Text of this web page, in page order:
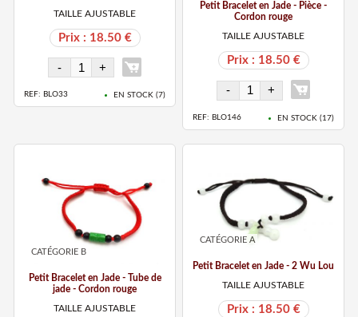
TAILLE AJUSTABLE
Prix : 18.50 €
REF: BLO33 EN STOCK (7)
Petit Bracelet en Jade - Pièce -
Cordon rouge
TAILLE AJUSTABLE
Prix : 18.50 €
REF: BLO146 EN STOCK ( 17)
CATÉGORIE B
Petit Bracelet en Jade - Tube de
jade - Cordon rouge
TAILLE AJUSTABLE
CATÉGORIE A
Petit Bracelet en Jade - 2 Wu Lou
TAILLE AJUSTABLE
Prix : 18.50 €